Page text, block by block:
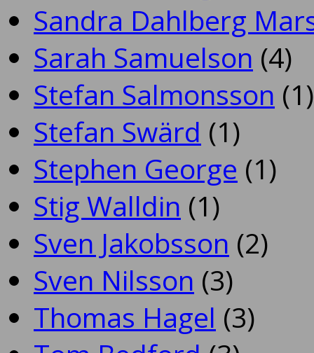
Sandra Dahlberg
Sarah Samuelson (4)
Stefan Salmonsson (1)
Stefan Swärd (1)
Stephen George (1)
Stig Walldin (1)
Sven Jakobsson (2)
Sven Nilsson (3)
Thomas Hagel (3)